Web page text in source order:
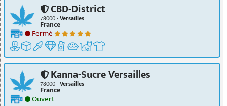
CBD-District
78000 -Versailles
France
Fermé
Kanna-Sucre Versailles
78000 -Versailles
France
Ouvert